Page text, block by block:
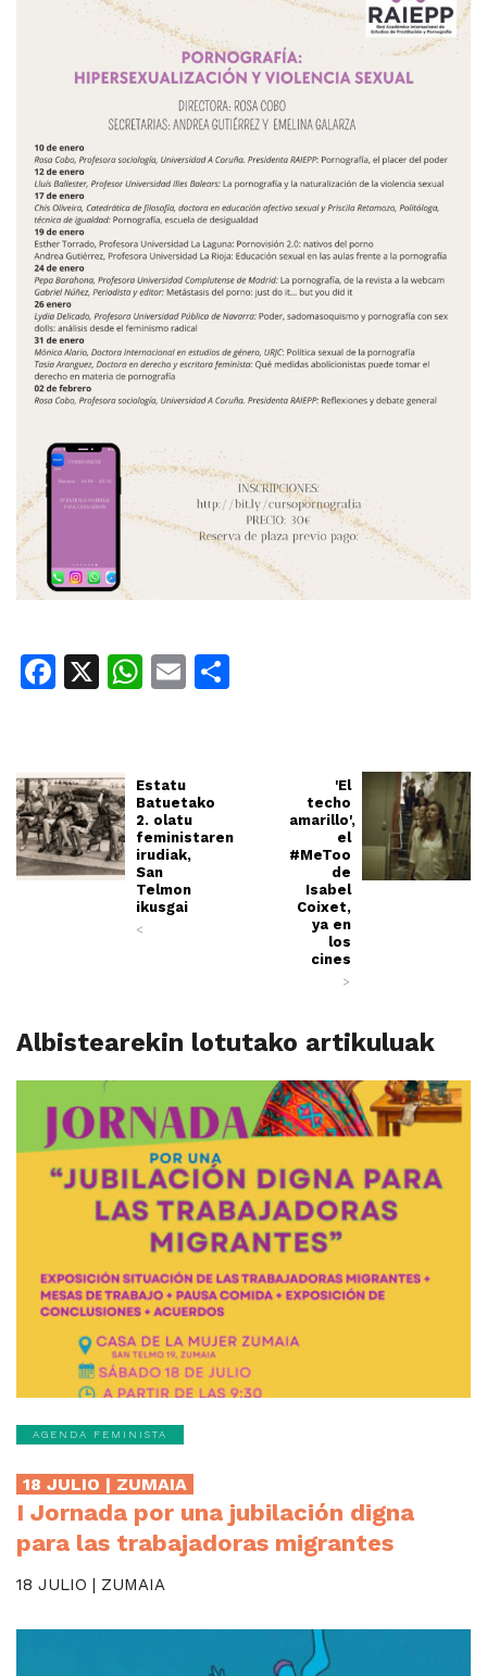
Facebook
X WhatsApp
Email
Estatu
Batuetako
2. olatu
feministaren
irudiak,
San
Telmon
ikusgai
<
'El
techo
amarillo',
el
#MeToo
de
Isabel
Coixet,
ya en
los
cines
>
Albistearekin lotutako artikuluak
AGENDA FEMINISTA
18 JULIO | ZUMAIA
I Jornada por una jubilación digna
para las trabajadoras migrantes
18 JULIO | ZUMAIA